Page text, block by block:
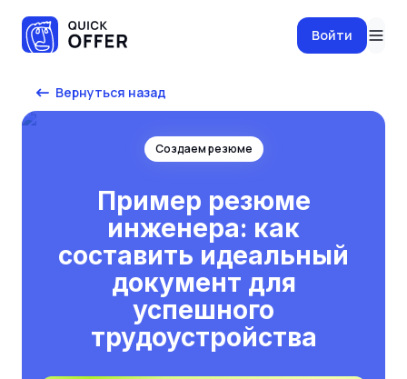
Войти
Вернуться назад
Создаем резюме
Пример резюме
инженера: как
составить идеальный
документ для
успешного
трудоустройства